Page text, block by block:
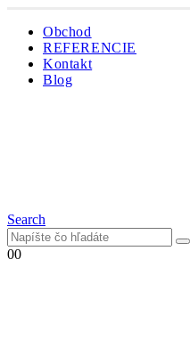
Obchod
REFERENCIE
Kontakt
Blog
Search
00